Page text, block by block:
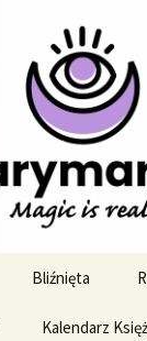
Bliźnięta
Kalendarz